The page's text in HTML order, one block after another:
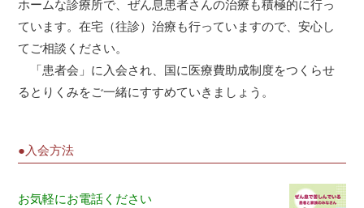
ホームな診療所で、ぜん息患者さんの治療も積極的に行っ
ています。在宅（往診）治療も行っていますので、安心し
てご相談ください。
「患者会」に入会され、国に医療費助成制度をつくらせ
るとりくみをご一緒にすすめていきましょう。
●入会方法
お気軽にお電話ください